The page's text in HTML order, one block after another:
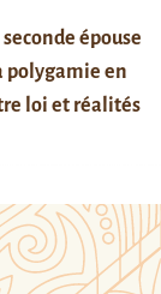
seconde épouse
polygamie en
loi et réalités